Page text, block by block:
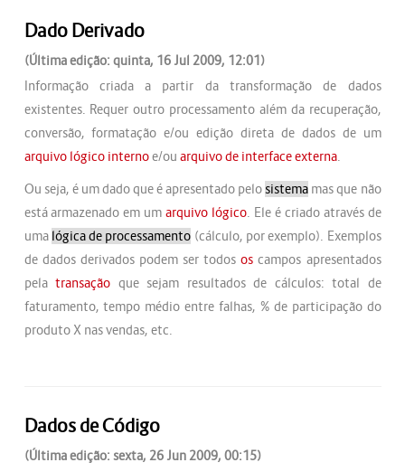
Dado Derivado
(Última edição: quinta, 16 Jul 2009, 12:01)
Informação criada a partir da transformação de dados
existentes. Requer outro processamento além da recuperação,
conversão, formatação e/ou edição direta de dados de um
arquivo lógico internoe/ou arquivo de interface externa.
Ou seja, é um dado que é apresentado pelosistema mas que não
está armazenado em umarquivo lógico. Ele é criado através de
uma lógica de processamento (cálculo, por exemplo). Exemplos
de dados derivados podem ser todosos campos apresentados
pela transação que sejam resultados de cálculos: total de
faturamento, tempo médio entre falhas, % de participação do
produto X nas vendas, etc.
Dados de Código
(Última edição: sexta, 26 Jun 2009, 00:15)